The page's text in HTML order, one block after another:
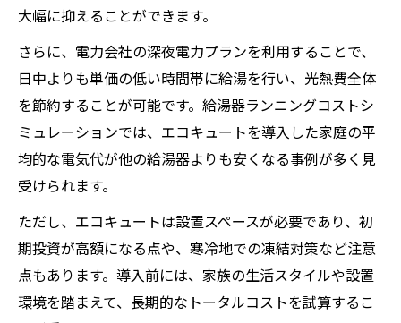
大幅に抑えることができます。
さらに、電力会社の深夜電力プランを利用することで、
日中よりも単価の低い時間帯に給湯を行い、光熱費全体
を節約することが可能です。給湯器ランニングコストシ
ミュレーションでは、エコキュートを導入した家庭の平
均的な電気代が他の給湯器よりも安くなる事例が多く見
受けられます。
ただし、エコキュートは設置スペースが必要であり、初
期投資が高額になる点や、寒冷地での凍結対策など注意
点もあります。導入前には、家族の生活スタイルや設置
環境を踏まえて、長期的なトータルコストを試算するこ